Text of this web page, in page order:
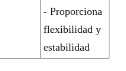
- Proporciona
flexibilidad y
estabilidad